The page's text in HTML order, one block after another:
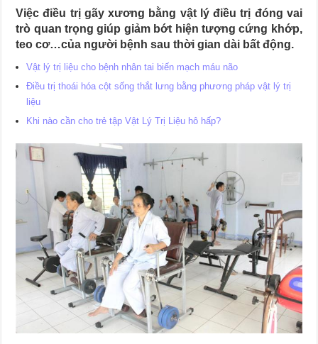
Việc điều trị gãy xương bằng vật lý điều trị đóng vai
trò quan trọng giúp giảm bớt hiện tượng cứng khớp,
teo cơ…của người bệnh sau thời gian dài bất động.
Vật lý trị liệu cho bệnh nhân tai biến mạch máu não
Điều trị thoái hóa cột sống thắt lưng bằng phương pháp vật lý trị
liệu
Khi nào cần cho trẻ tập Vật Lý Trị Liệu hô hấp?